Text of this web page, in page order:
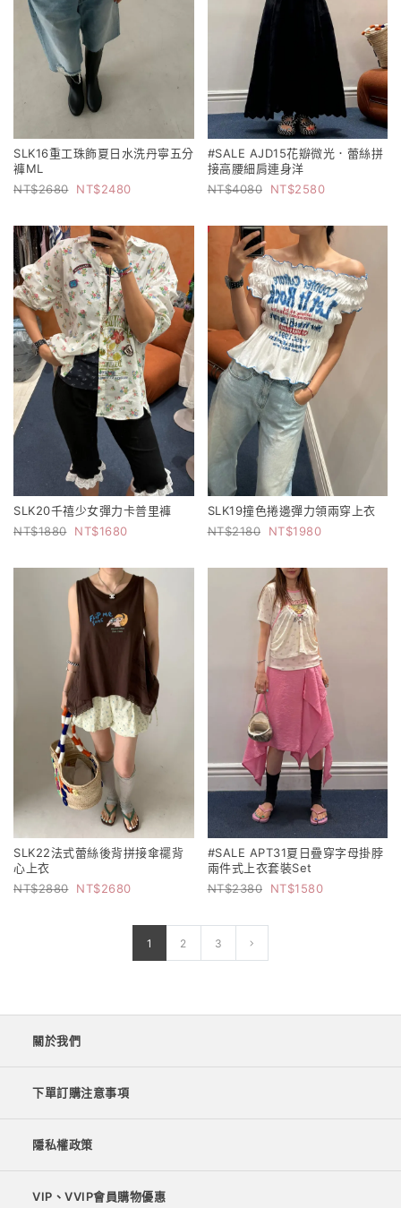
SLK16重工珠飾夏日水洗丹寧五分
褲ML
2680
2480
#SALE AJD15花瓣微光．蕾絲拼
接高腰細肩連身洋
4080
2580
SLK20千禧少女彈力卡普里褲
1880
1680
SLK19撞色捲邊彈力領兩穿上衣
2180
1980
SLK22法式蕾絲後背拼接傘襬背
心上衣
2880
2680
#SALE APT31夏日疊穿字母掛脖
兩件式上衣套裝Set
2380
1580
1 2 3
關於我們
下單訂購注意事項
隱私權政策
VIP、VVIP會員購物優惠